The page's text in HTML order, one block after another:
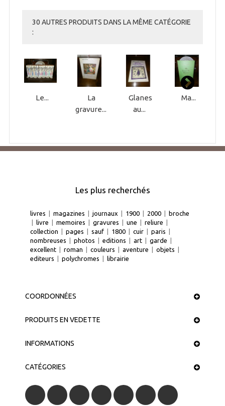
30 AUTRES PRODUITS DANS LA MÊME CATÉGORIE
:
Le...
La
gravure...
Glanes
au...
Ma...
Les plus recherchés
livres | magazines | journaux | 1900 | 2000 | broche
| livre | memoires | gravures | une | reliure |
collection | pages | sauf | 1800 | cuir | paris |
nombreuses | photos | editions | art | garde |
excellent | roman | couleurs | aventure | objets |
editeurs | polychromes | librairie
COORDONNÉES
PRODUITS EN VEDETTE
INFORMATIONS
CATÉGORIES